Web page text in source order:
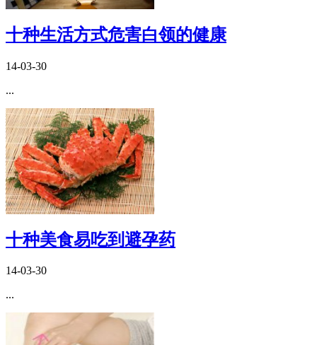
十种生活方式危害白领的健康
14-03-30
...
十种美食易吃到避孕药
14-03-30
...